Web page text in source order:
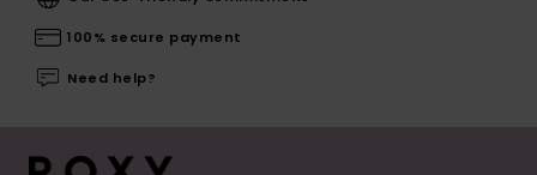
100% secure payment
Need help?